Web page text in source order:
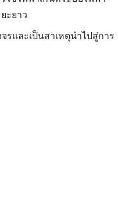
ะยาว
รและเป็นสาเหตุนำไปสู่การ